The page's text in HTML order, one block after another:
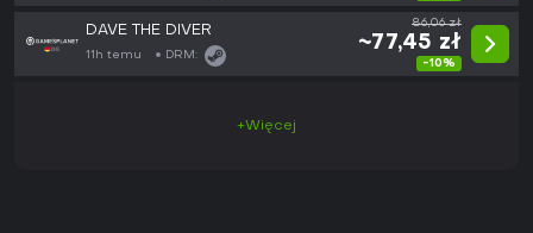
DAVE THE DIVER
11h temu DRM:
86,06 zł
~77,45 zł
-10%
+Więcej